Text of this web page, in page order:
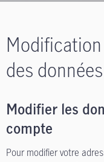
des
Modifier les
compte
Pour modifier votre